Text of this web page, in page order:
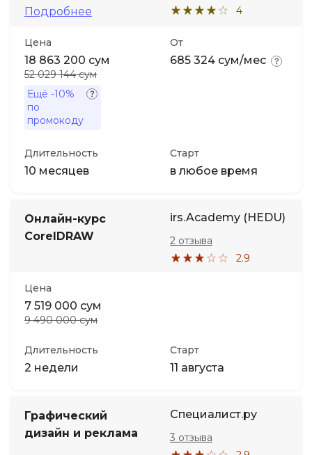
Подробнее
4
Цена
18 863 200 сум
52 029 144 сум
Ещё -10%
по
промокоду
От
685 324 сум/мес
Длительность
10 месяцев
Старт
в любое время
Онлайн-курс
CorelDRAW
irs.Academy (HEDU)
2.9
2 отзыва
Цена
7 519 000 сум
9 490 000 сум
Длительность
2 недели
Старт
11 августа
Графический
дизайн и реклама
Специалист.ру
3 отзыва